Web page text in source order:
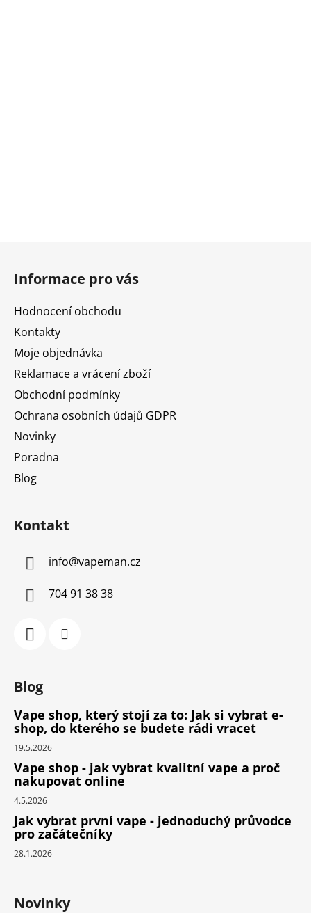
Informace pro vás
Hodnocení obchodu
Kontakty
Moje objednávka
Reklamace a vrácení zboží
Obchodní podmínky
Ochrana osobních údajů GDPR
Novinky
Poradna
Blog
Kontakt
info@vapeman.cz
704 91 38 38
Blog
Vape shop, který stojí za to: Jak si vybrat e-
shop, do kterého se budete rádi vracet
19.5.2026
Vape shop - jak vybrat kvalitní vape a proč
nakupovat online
4.5.2026
Jak vybrat první vape - jednoduchý průvodce
pro začátečníky
28.1.2026
Novinky